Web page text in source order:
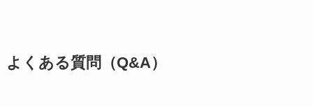
よくある質問（Q&A）